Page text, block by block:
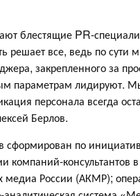
блестящие PR-
решает все, ведь по
закрепленного за
параметрам лидируют.
персонала всегда
Берлов.
сформирован по
консультантов
медиа России (АКМР);